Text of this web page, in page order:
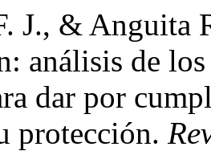
J., & Anguita
análisis de
dar por
protección.